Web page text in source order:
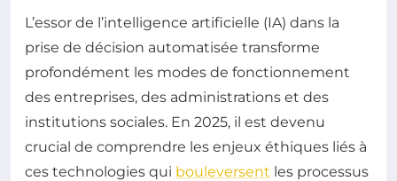
L’essor de l’intelligence artificielle (IA) dans la
prise de décision automatisée transforme
profondément les modes de fonctionnement
des entreprises, des administrations et des
institutions sociales. En 2025, il est devenu
crucial de comprendre les enjeux éthiques liés à
ces technologies qui bouleversent les processus